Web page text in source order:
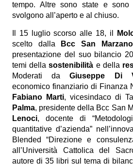
tempo. Altre sono state e
svolgono all’aperto e al chiuso.
Il 15 luglio scorso alle 18, il
scelto dalla
Bcc San Marzano
presentazione del suo bilancio
temi dellasostenibilità e della
Moderati daGiuseppe Di
economico finanziario di Finanza
Fabiano Marti, vicesindaco di
Palma, presidente della Bcc San
Lenoci, docente di
quantitative d’azienda”
Blended “Direzione e
all’Università Cattolica del
autore di 35 libri sul tema di